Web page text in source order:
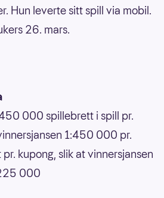
Hun leverte sitt spill via mobil.
26. mars.
000 spillebrett i spill pr.
1:450 000 pr.
kupong, slik at vinnersjansen
000